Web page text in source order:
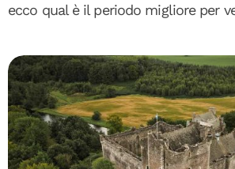
ecco qual è il periodo migliore per